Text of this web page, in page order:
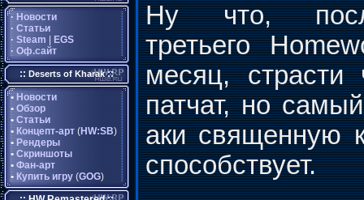
· Новости
· Статьи
· Steam
EGS
· Оф.сайт
:: Deserts of Kharak::
• Новости
• Обзор
• Статьи
• Концепт-арт (HW:SB)
• Рендеры
• Скриншоты
• Фан-арт
• Купить игру (GOG)
Ну что,
третьего
месяц, страсти
патчат, но
аки священную
способствует.